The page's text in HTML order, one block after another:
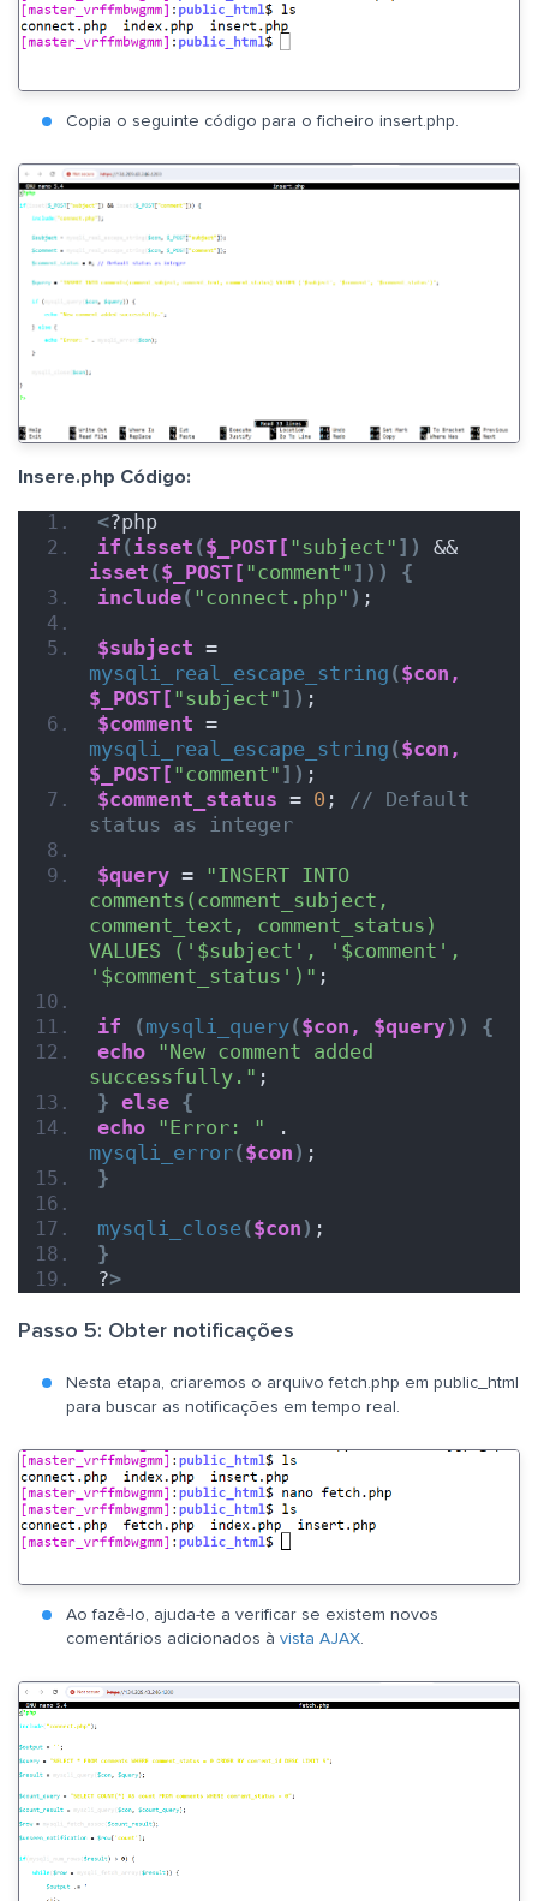
Copia o seguinte código para o ficheiro insert.php.
Insere.php Código:
<?php
if (isset ($_POST[ "subject" ])
isset ($_POST[ "comment" ]))
{
include( "connect.php" ) ;
$subject
mysqli_real_escape_string ($con,
$_POST[ "subject" ]) ;
$comment
mysqli_real_escape_string ($con,
$_POST[ "comment" ]) ;
$comment_status = 0 ; // Default
status as integer
$query = "INSERT INTO
comments(comment_subject,
comment_text, comment_status)
VALUES ('$subject', '$comment',
'$comment_status')" ;
if (mysqli_query($con, $query))
{
echo "New comment added
successfully." ;
} else {
echo "Error: "
mysqli_error($con ) ;
}
mysqli_close($con ) ;
}
?>
Passo 5: Obter notificações
Nesta etapa, criaremos o arquivo fetch.php em public_html
para buscar as notificações em tempo real.
Ao fazê-lo, ajuda-te a verificar se existem novos
comentários adicionados à vista AJAX.